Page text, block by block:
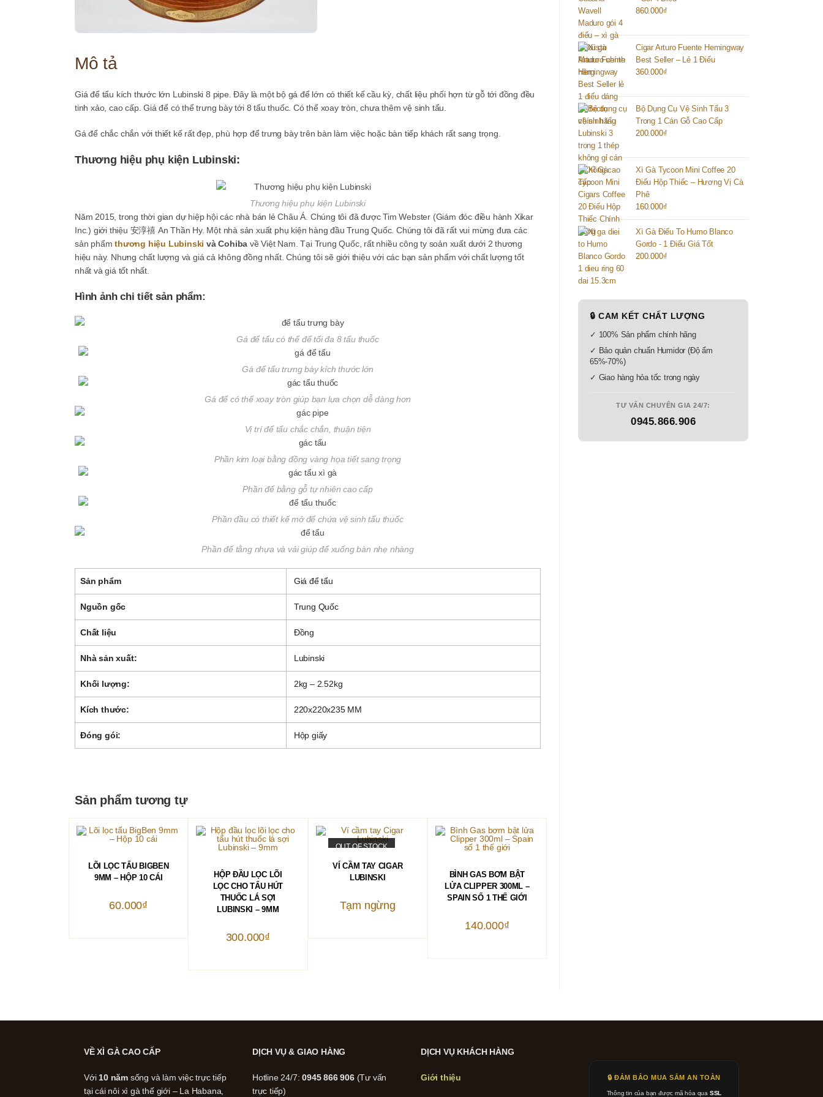
Mô tả
Giá để tẩu kích thước lớn Lubinski 8 pipe. Đây là một bộ gá để lớn có thiết kế cầu kỳ, chất liệu phối hợn từ gỗ tới đồng đều
tinh xảo, cao cấp. Giá để có thể trưng bày tới 8 tẩu thuốc. Có thể xoay tròn, chưa thêm vệ sinh tẩu.
Gá để chắc chắn với thiết kế rất đẹp, phù hợp để trưng bày trên bàn làm việc hoặc bàn tiếp khách rất sang trọng.
Thương hiệu phụ kiện Lubinski:
Thương hiệu phụ kiện Lubinski
Năm 2015, trong thời gian dự hiệp hội các nhà bán lẻ Châu Á. Chúng tôi đã được Tim Webster (Giám đóc điều hành Xikar
Inc.) giới thiệu 安淳禧 An Thần Hy. Một nhà sản xuất phụ kiện hàng đầu Trung Quốc. Chúng tôi đã rất vui mừng đưa các
sản phẩmthương hiệu Lubinski và Cohiba về Việt Nam. Tại Trung Quốc, rất nhiều công ty soản xuất dưới 2 thương
hiệu này. Nhưng chất lượng và giá cả không đồng nhất. Chúng tôi sẽ giới thiệu với các bạn sản phẩm với chất lượng tốt
nhất và giá tốt nhất.
Hình ảnh chi tiết sản phẩm:
Gá để tẩu có thể để tối đa 8 tẩu thuốc
Gá để tẩu trưng bày kích thước lớn
Gá để có thể xoay tròn giúp bạn lựa chọn dễ dàng hơn
Vị trí để tẩu chắc chắn, thuận tiện
Phần kim loại bằng đồng vàng họa tiết sang trọng
Phần đế bằng gỗ tự nhiên cao cấp
Phần đầu có thiết kế mở để chứa vệ sinh tẩu thuốc
Phần đế tằng nhựa và vải giúp để xuống bàn nhẹ nhàng
Sản phẩm Giá để tẩu
Nguồn gốc Trung Quốc
Chất liệu Đồng
Nhà sản xuất: Lubinski
Khối lượng: 2kg – 2.52kg
Kích thước: 220x220x235 MM
Đóng gói: Hộp giấy
Sản phẩm tương tự
THÊM VÀO GIỎ HÀNG
LÕI LỌC TẨU BIGBEN
9MM – HỘP 10 CÁI
60.000₫
THÊM VÀO GIỎ HÀNG
HỘP ĐẦU LỌC LÕI
LỌC CHO TẨU HÚT
THUỐC LÁ SỢI
LUBINSKI – 9MM
300.000₫
OUT OF STOCK
ĐỌC TIẾP
VÍ CẦM TAY CIGAR
LUBINSKI
Tạm ngừng
THÊM VÀO GIỎ HÀNG
BÌNH GAS BƠM BẬT
LỬA CLIPPER 300ML –
SPAIN SỐ 1 THẾ GIỚI
140.000₫
860.000₫
Cigar Arturo Fuente Hemingway
Best Seller – Lẻ 1 Điếu
360.000₫
Bộ Dụng Cụ Vệ Sinh Tẩu 3
Trong 1 Cán Gỗ Cao Cấp
200.000₫
Xì Gà Tycoon Mini Coffee 20
Điếu Hộp Thiếc – Hương Vị Cà
Phê
160.000₫
Xì Gà Điếu To Humo Blanco
Gordo - 1 Điếu Giá Tốt
200.000₫
🔒 CAM KẾT CHẤT LƯỢNG
✓ 100% Sản phẩm chính hãng
✓ Bảo quản chuẩn Humidor (Độ ẩm
65%-70%)
✓ Giao hàng hỏa tốc trong ngày
TƯ VẤN CHUYÊN GIA 24/7:
0945.866.906
VỀ XÌ GÀ CAO CẤP
Với10 năm sống và làm việc trực tiếp
tại cái nôi xì gà thế giới – La Habana,
DỊCH VỤ & GIAO HÀNG
Hotline 24/7:0945 866 906(Tư vấn
trực tiếp)
DỊCH VỤ KHÁCH HÀNG
Giới thiệu 🔒 ĐẢM BẢO MUA SẮM AN TOÀN
Thông tin của bạn được mã hóa qua SSL